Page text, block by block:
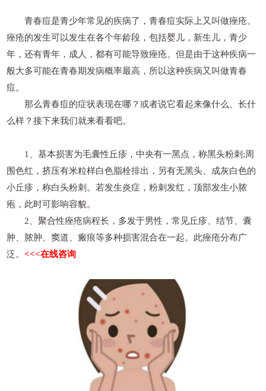
青春痘是青少年常见的疾病了，青春痘实际上又叫做痤疮。
痤疮的发生可以发生在各个年龄段，包括婴儿，新生儿，青少
年，还有青年，成人，都有可能导致痤疮。但是由于这种疾病一
般大多可能在青春期发病概率最高，所以这种疾病又叫做青春
痘。
那么青春痘的症状表现在哪？或者说它看起来像什么、长什
么样？接下来我们就来看看吧。
1、基本损害为毛囊性丘疹，中央有一黑点，称黑头粉刺;周
围色红，挤压有米粒样白色脂栓排出，另有无黑头、成灰白色的
小丘疹，称白头粉刺。若发生炎症，粉刺发红，顶部发生小脓
疱，此时可影响容貌。
2、聚合性痤疮病程长，多发于男性，常见丘疹、结节、囊
肿、脓肿、窦道、瘢痕等多种损害混合在一起。此痤疮分布广
泛。<<<在线咨询